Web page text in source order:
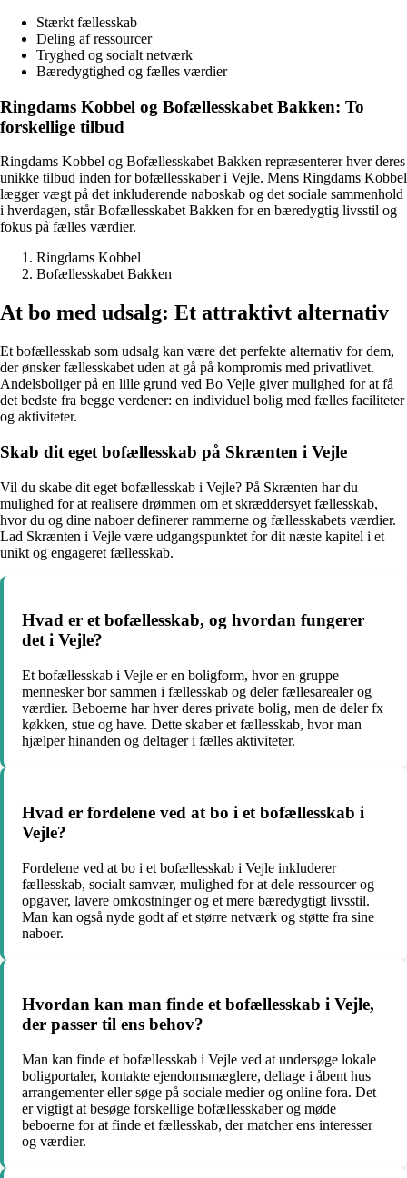
Stærkt fællesskab
Deling af ressourcer
Tryghed og socialt netværk
Bæredygtighed og fælles værdier
Ringdams Kobbel og Bofællesskabet Bakken: To
forskellige tilbud
Ringdams Kobbel og Bofællesskabet Bakken repræsenterer hver deres
unikke tilbud inden for bofællesskaber i Vejle. Mens Ringdams Kobbel
lægger vægt på det inkluderende naboskab og det sociale sammenhold
i hverdagen, står Bofællesskabet Bakken for en bæredygtig livsstil og
fokus på fælles værdier.
Ringdams Kobbel
Bofællesskabet Bakken
At bo med udsalg: Et attraktivt alternativ
Et bofællesskab som udsalg kan være det perfekte alternativ for dem,
der ønsker fællesskabet uden at gå på kompromis med privatlivet.
Andelsboliger på en lille grund ved Bo Vejle giver mulighed for at få
det bedste fra begge verdener: en individuel bolig med fælles faciliteter
og aktiviteter.
Skab dit eget bofællesskab på Skrænten i Vejle
Vil du skabe dit eget bofællesskab i Vejle? På Skrænten har du
mulighed for at realisere drømmen om et skræddersyet fællesskab,
hvor du og dine naboer definerer rammerne og fællesskabets værdier.
Lad Skrænten i Vejle være udgangspunktet for dit næste kapitel i et
unikt og engageret fællesskab.
Hvad er et bofællesskab, og hvordan fungerer
det i Vejle?
Et bofællesskab i Vejle er en boligform, hvor en gruppe
mennesker bor sammen i fællesskab og deler fællesarealer og
værdier. Beboerne har hver deres private bolig, men de deler fx
køkken, stue og have. Dette skaber et fællesskab, hvor man
hjælper hinanden og deltager i fælles aktiviteter.
Hvad er fordelene ved at bo i et bofællesskab i
Vejle?
Fordelene ved at bo i et bofællesskab i Vejle inkluderer
fællesskab, socialt samvær, mulighed for at dele ressourcer og
opgaver, lavere omkostninger og et mere bæredygtigt livsstil.
Man kan også nyde godt af et større netværk og støtte fra sine
naboer.
Hvordan kan man finde et bofællesskab i Vejle,
der passer til ens behov?
Man kan finde et bofællesskab i Vejle ved at undersøge lokale
boligportaler, kontakte ejendomsmæglere, deltage i åbent hus
arrangementer eller søge på sociale medier og online fora. Det
er vigtigt at besøge forskellige bofællesskaber og møde
beboerne for at finde et fællesskab, der matcher ens interesser
og værdier.